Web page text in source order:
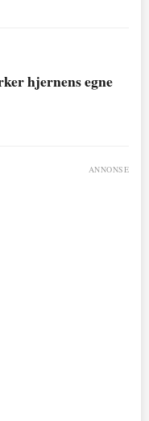
hjernens egne
ANNONSE